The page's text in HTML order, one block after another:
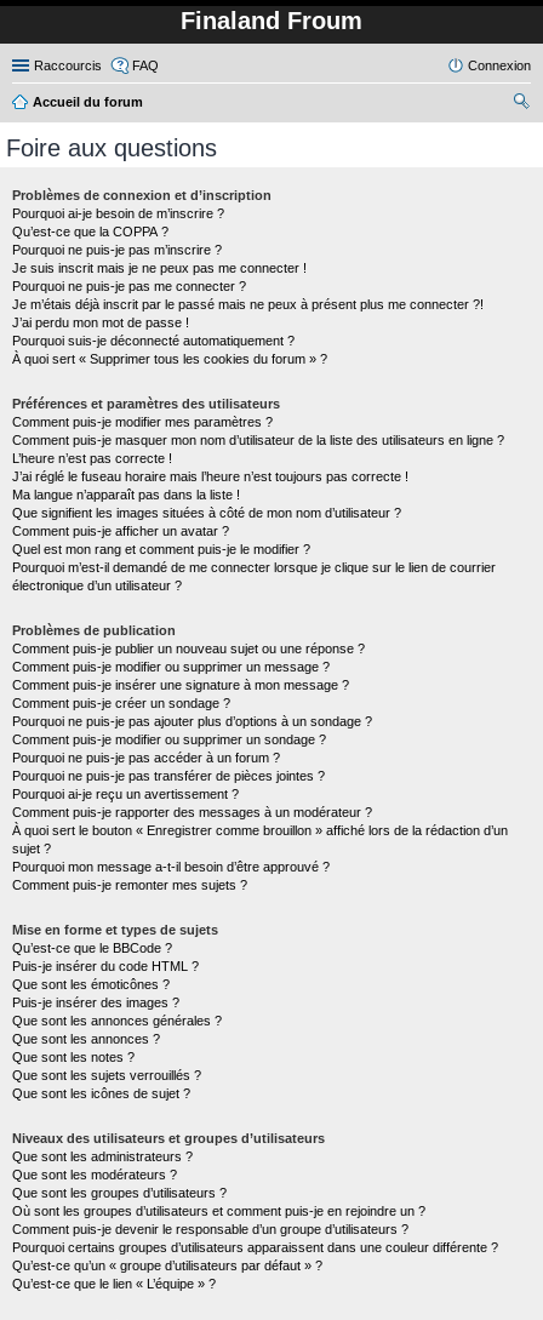
Finaland Froum
Raccourcis FAQ Connexion
Accueil du forum
Foire aux questions
Problèmes de connexion et d’inscription
Pourquoi ai-je besoin de m’inscrire ?
Qu’est-ce que la COPPA ?
Pourquoi ne puis-je pas m’inscrire ?
Je suis inscrit mais je ne peux pas me connecter !
Pourquoi ne puis-je pas me connecter ?
Je m’étais déjà inscrit par le passé mais ne peux à présent plus me connecter ?!
J’ai perdu mon mot de passe !
Pourquoi suis-je déconnecté automatiquement ?
À quoi sert « Supprimer tous les cookies du forum » ?
Préférences et paramètres des utilisateurs
Comment puis-je modifier mes paramètres ?
Comment puis-je masquer mon nom d’utilisateur de la liste des utilisateurs en ligne ?
L’heure n’est pas correcte !
J’ai réglé le fuseau horaire mais l’heure n’est toujours pas correcte !
Ma langue n’apparaît pas dans la liste !
Que signifient les images situées à côté de mon nom d’utilisateur ?
Comment puis-je afficher un avatar ?
Quel est mon rang et comment puis-je le modifier ?
Pourquoi m’est-il demandé de me connecter lorsque je clique sur le lien de courrier
électronique d’un utilisateur ?
Problèmes de publication
Comment puis-je publier un nouveau sujet ou une réponse ?
Comment puis-je modifier ou supprimer un message ?
Comment puis-je insérer une signature à mon message ?
Comment puis-je créer un sondage ?
Pourquoi ne puis-je pas ajouter plus d’options à un sondage ?
Comment puis-je modifier ou supprimer un sondage ?
Pourquoi ne puis-je pas accéder à un forum ?
Pourquoi ne puis-je pas transférer de pièces jointes ?
Pourquoi ai-je reçu un avertissement ?
Comment puis-je rapporter des messages à un modérateur ?
À quoi sert le bouton « Enregistrer comme brouillon » affiché lors de la rédaction d’un
sujet ?
Pourquoi mon message a-t-il besoin d’être approuvé ?
Comment puis-je remonter mes sujets ?
Mise en forme et types de sujets
Qu’est-ce que le BBCode ?
Puis-je insérer du code HTML ?
Que sont les émoticônes ?
Puis-je insérer des images ?
Que sont les annonces générales ?
Que sont les annonces ?
Que sont les notes ?
Que sont les sujets verrouillés ?
Que sont les icônes de sujet ?
Niveaux des utilisateurs et groupes d’utilisateurs
Que sont les administrateurs ?
Que sont les modérateurs ?
Que sont les groupes d’utilisateurs ?
Où sont les groupes d’utilisateurs et comment puis-je en rejoindre un ?
Comment puis-je devenir le responsable d’un groupe d’utilisateurs ?
Pourquoi certains groupes d’utilisateurs apparaissent dans une couleur différente ?
Qu’est-ce qu’un « groupe d’utilisateurs par défaut » ?
Qu’est-ce que le lien « L’équipe » ?